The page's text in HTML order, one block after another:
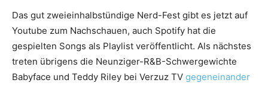
Das gut zweieinhalbstündige Nerd-Fest gibt es jetzt auf
Youtube zum Nachschauen, auch Spotify hat die
gespielten Songs als Playlist veröffentlicht. Als nächstes
treten übrigens die Neunziger-R&B-Schwergewichte
Babyface und Teddy Riley bei Verzuz TV gegeneinander